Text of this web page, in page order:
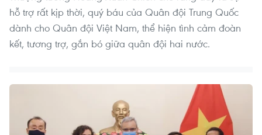
hỗ trợ rất kịp thời, quý báu của Quân đội Trung Quốc
dành cho Quân đội Việt Nam, thể hiện tình cảm đoàn
kết, tương trợ, gắn bó giữa quân đội hai nước.